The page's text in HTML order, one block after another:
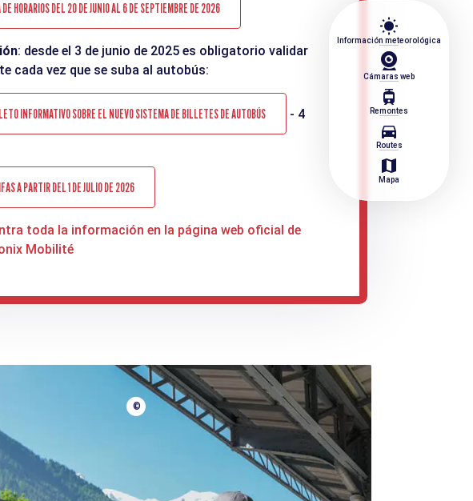
wb_sunny
Información meteorológica
Cámaras web
tram
Remontes
directions_car
Routes
map
Mapa
DE HORARIOS DEL 20 DE JUNIO AL 6 DE SEPTIEMBRE DE 2026
: desde el 3 de junio de 2025 es obligatorio validar
cada vez que se suba al autobús:
INFORMATIVO SOBRE EL NUEVO SISTEMA DE BILLETES DE AUTOBÚS
- 4
A PARTIR DEL 1 DE JULIO DE 2026
toda la información en la página web oficial de
Mobilité
©